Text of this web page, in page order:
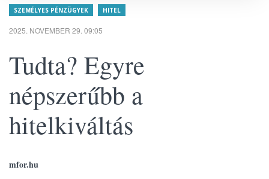
SZEMÉLYES PÉNZÜGYEK HITEL
2025. NOVEMBER 29. 09:05
Tudta? Egyre
népszerűbb a
hitelkiváltás
mfor.hu